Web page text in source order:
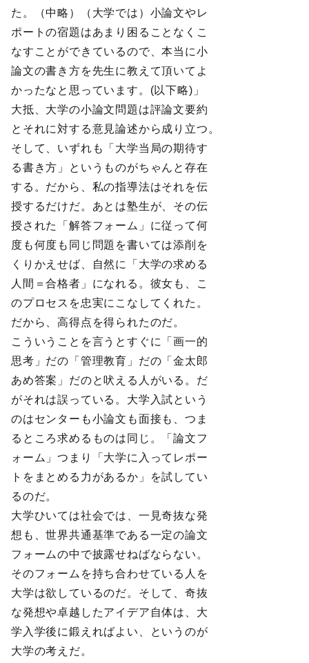
た。（中略）（大学では）小論文やレ
ポートの宿題はあまり困ることなくこ
なすことができているので、本当に小
論文の書き方を先生に教えて頂いてよ
かったなと思っています。(以下略)」
大抵、大学の小論文問題は評論文要約
とそれに対する意見論述から成り立つ。
そして、いずれも「大学当局の期待す
る書き方」というものがちゃんと存在
する。だから、私の指導法はそれを伝
授するだけだ。あとは塾生が、その伝
授された「解答フォーム」に従って何
度も何度も同じ問題を書いては添削を
くりかえせば、自然に「大学の求める
人間＝合格者」になれる。彼女も、こ
のプロセスを忠実にこなしてくれた。
だから、高得点を得られたのだ。
こういうことを言うとすぐに「画一的
思考」だの「管理教育」だの「金太郎
あめ答案」だのと吠える人がいる。だ
がそれは誤っている。大学入試という
のはセンターも小論文も面接も、つま
るところ求めるものは同じ。「論文フ
ォーム」つまり「大学に入ってレポー
トをまとめる力があるか」を試してい
るのだ。
大学ひいては社会では、一見奇抜な発
想も、世界共通基準である一定の論文
フォームの中で披露せねばならない。
そのフォームを持ち合わせている人を
大学は欲しているのだ。そして、奇抜
な発想や卓越したアイデア自体は、大
学入学後に鍛えればよい、というのが
大学の考えだ。